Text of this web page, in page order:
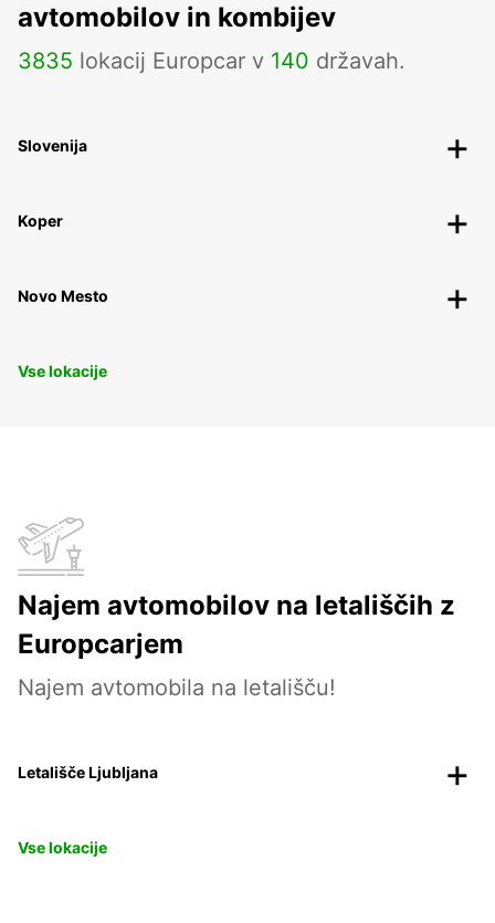
avtomobilov in kombijev
3835 lokacij Europcar v 140 državah.
Slovenija
Koper
Novo Mesto
Vse lokacije
Najem avtomobilov na letališčih z
Europcarjem
Najem avtomobila na letališču!
Letališče Ljubljana
Vse lokacije